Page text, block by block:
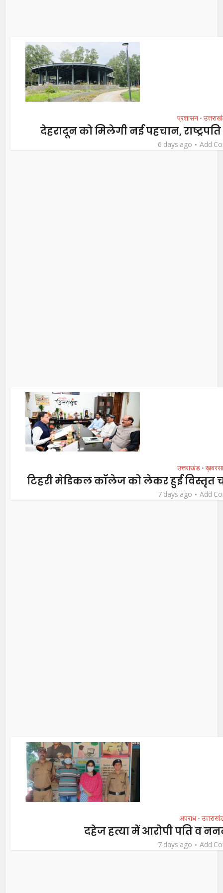
प्रशासन •
देहरादून को मिलेगी नई पहचान,
6 days ago Add
उत्तराखंड •
टिहरी मेडिकल कॉलेज को लेकर हुई विस्तृत
7 days ago Add
अपराध •
दहेज हत्या में आरोपी पति व
7 days ago Add